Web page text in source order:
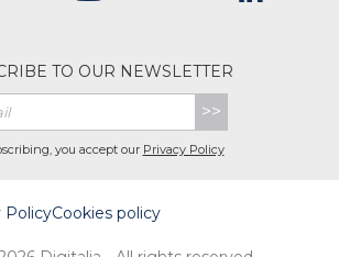
TO OUR NEWSLETTER
>>
you accept our Privacy Policy
PolicyCookies policy